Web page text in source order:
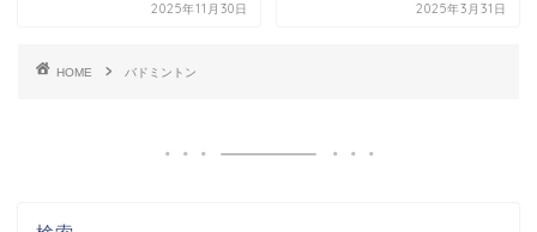
2025年11月30日 2025年3月31日
HOME バドミントン